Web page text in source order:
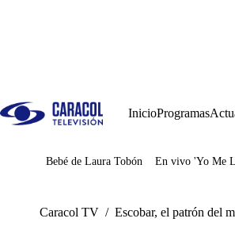
InicioProgramas
Juegos
Bebé de Laura Tobón En vivo 'Yo Me
Caracol TV / Escobar, el patrón del